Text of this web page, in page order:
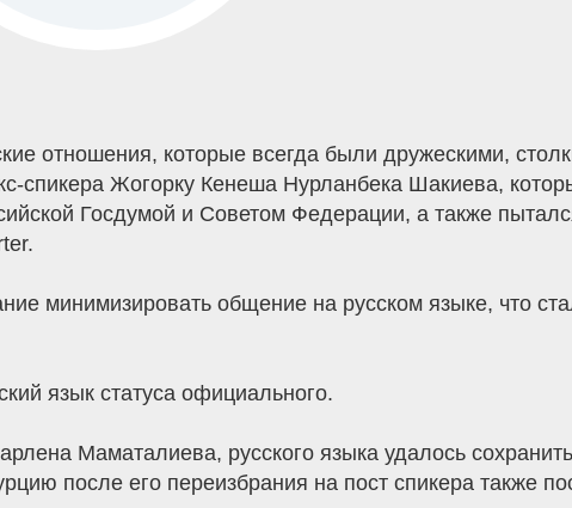
отношения, которые всегда были дружескими,
спикера Жогорку Кенеша Нурланбека Шакиева,
Госдумой и Советом Федерации, а также
минимизировать общение на русском языке, что
язык статуса официального.
Маматалиева, русского языка удалось сохранить
после его переизбрания на пост спикера также